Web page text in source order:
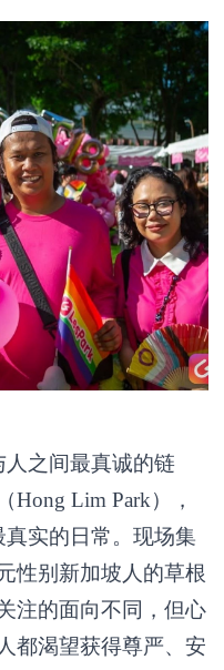
人之间最真诚的链
Hong Lim Park），
实的日常。现场集
性别新加坡人的草根
注的面向不同，但心
渴望获得尊严、安